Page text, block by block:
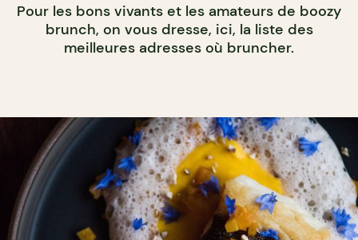
Pour les bons vivants et les amateurs de boozy
brunch, on vous dresse, ici, la liste des
meilleures adresses où bruncher.